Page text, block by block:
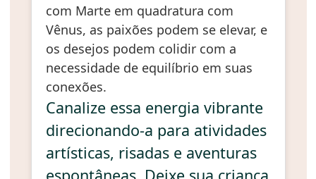
com Marte em quadratura com
Vênus, as paixões podem se elevar, e
os desejos podem colidir com a
necessidade de equilíbrio em suas
conexões.
Canalize essa energia vibrante
direcionando-a para atividades
artísticas, risadas e aventuras